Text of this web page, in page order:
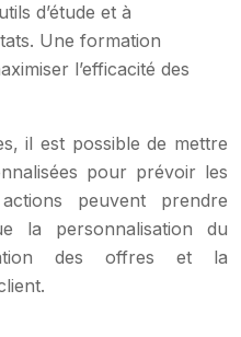
d’étude et à
Une formation
l’efficacité des
il est possible de mettre
pour prévoir les
peuvent prendre
la personnalisation du
des offres et la